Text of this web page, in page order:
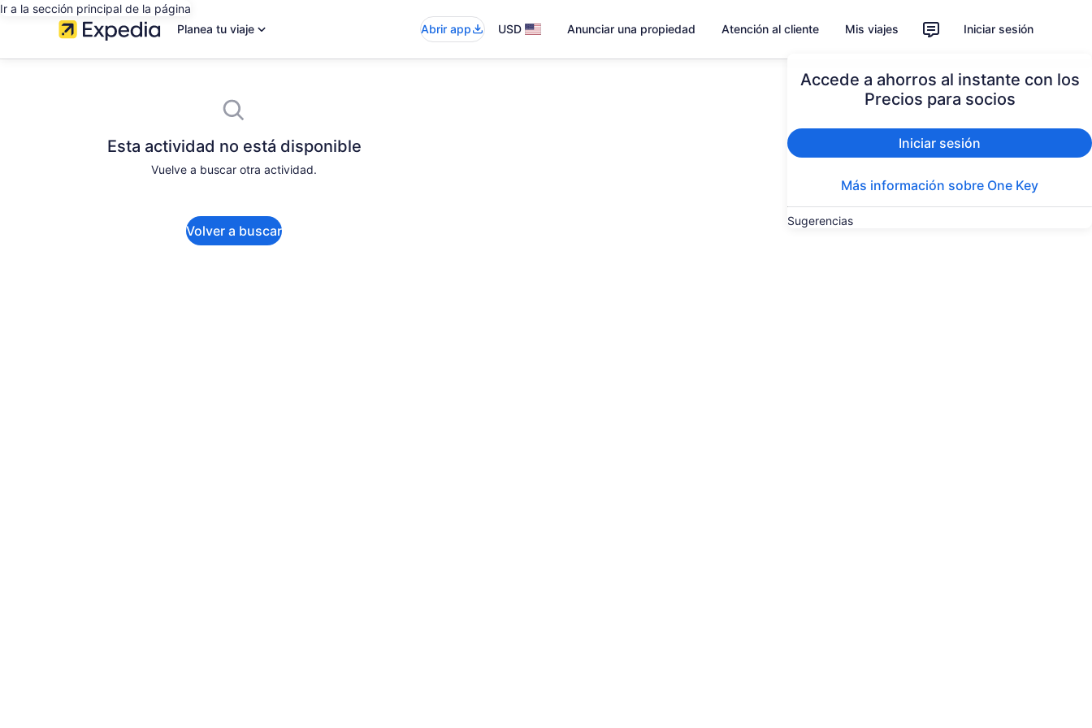
Ir a la sección principal de la página
Planea tu viaje
Abrir app USD Anunciar una propiedad Atención al cliente Mis viajes Iniciar sesión
Accede a ahorros al instante con los
Precios para socios
Iniciar sesión
Más información sobre One Key
Sugerencias
Esta actividad no está disponible
Vuelve a buscar otra actividad.
Volver a buscar